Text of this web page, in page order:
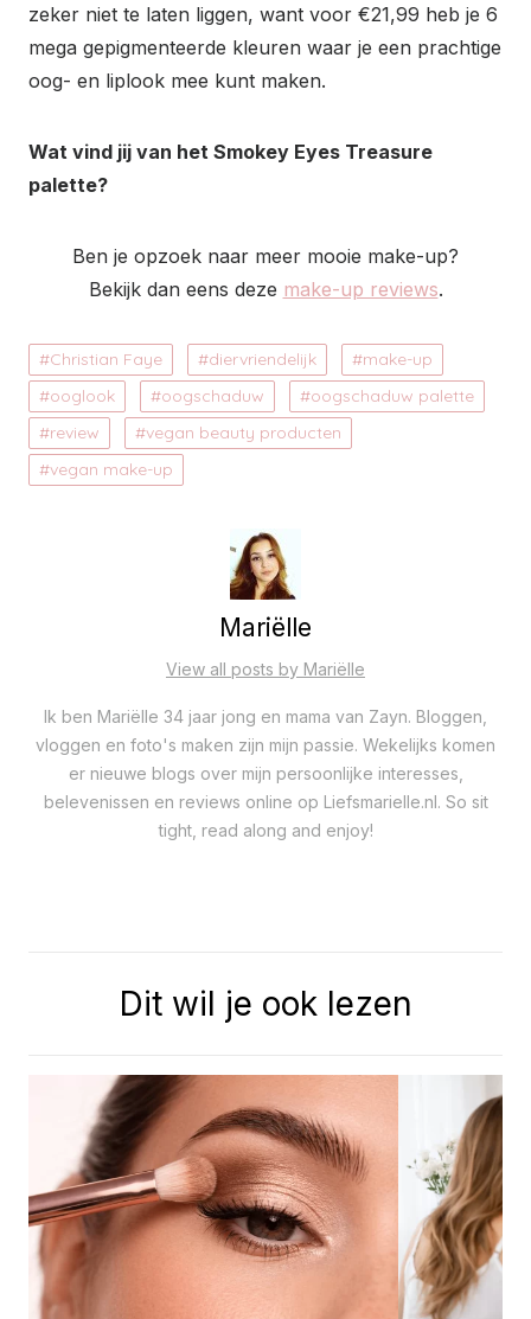
zeker niet te laten liggen, want voor €21,99 heb je 6
mega gepigmenteerde kleuren waar je een prachtige
oog- en liplook mee kunt maken.
Wat vind jij van het Smokey Eyes Treasure
palette?
Ben je opzoek naar meer mooie make-up?
Bekijk dan eens deze make-up reviews.
Christian Faye diervriendelijk
make-up
ooglook
oogschaduw
oogschaduw palette
review
vegan beauty producten
vegan make-up
Mariëlle
View all posts by Mariëlle
Ik ben Mariëlle 34 jaar jong en mama van Zayn. Bloggen,
vloggen en foto's maken zijn mijn passie. Wekelijks komen
er nieuwe blogs over mijn persoonlijke interesses,
belevenissen en reviews online op Liefsmarielle.nl. So sit
tight, read along and enjoy!
Dit wil je ook lezen